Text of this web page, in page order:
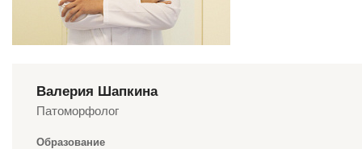
Валерия Шапкина
Патоморфолог
Образование